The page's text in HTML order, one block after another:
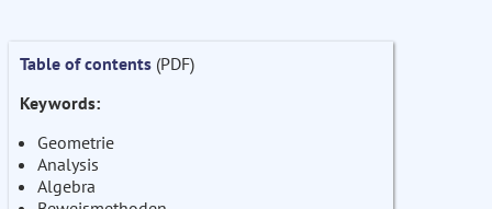
Table of contents (PDF)
Keywords:
Geometrie
Analysis
Algebra